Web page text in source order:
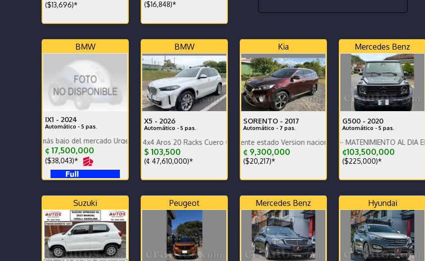
($13,696)* ($16,848)*
BMW
IX1 - 2024
Automático - 5 pas.
más bajo del mercado Urge vender
¢ 17,500,000
($38,043)*
BMW
X5 - 2026
Automático - 5 pas.
Garantía de Agencia 4x4 Aros 20 Racks Cuero Compuerta Eléctrica Cámara 540 Sensores FINANCIO
$ 103,500
(¢ 47,610,000)*
Kia
SORENTO - 2017
Automático - 7 pas.
Doble tracción Excelente estado Version nacional Nada que hacerle
¢ 9,300,000
($20,217)*
Mercedes Benz
G500 - 2020
Automático - 5 pas.
UNICO PROPIETARIO- MATENIMIENTO AL DIA EN AGENCIA
¢103,500,000
($225,000)*
Suzuki Peugeot Mercedes Benz Hyundai